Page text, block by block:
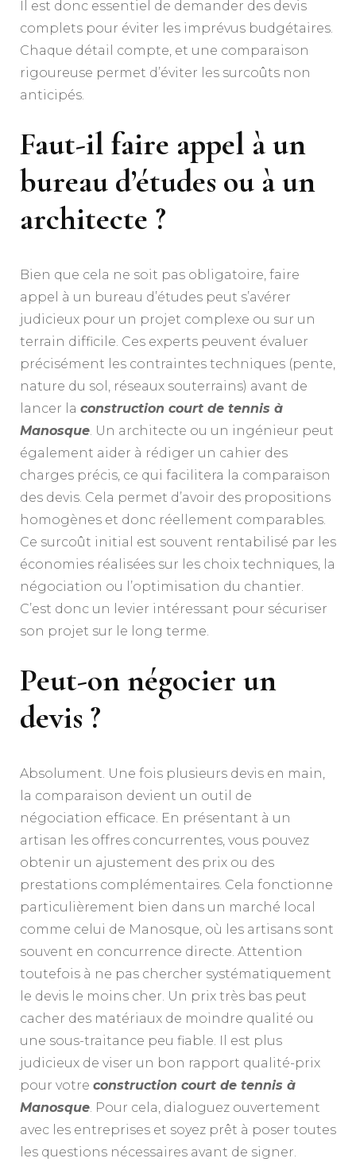
Il est donc essentiel de demander des devis
complets pour éviter les imprévus budgétaires.
Chaque détail compte, et une comparaison
rigoureuse permet d’éviter les surcoûts non
anticipés.
Faut-il faire appel à un
bureau d’études ou à un
architecte ?
Bien que cela ne soit pas obligatoire, faire
appel à un bureau d’études peut s’avérer
judicieux pour un projet complexe ou sur un
terrain difficile. Ces experts peuvent évaluer
précisément les contraintes techniques (pente,
nature du sol, réseaux souterrains) avant de
lancer la construction court de tennis à
Manosque. Un architecte ou un ingénieur peut
également aider à rédiger un cahier des
charges précis, ce qui facilitera la comparaison
des devis. Cela permet d’avoir des propositions
homogènes et donc réellement comparables.
Ce surcoût initial est souvent rentabilisé par les
économies réalisées sur les choix techniques, la
négociation ou l’optimisation du chantier.
C’est donc un levier intéressant pour sécuriser
son projet sur le long terme.
Peut-on négocier un
devis ?
Absolument. Une fois plusieurs devis en main,
la comparaison devient un outil de
négociation efficace. En présentant à un
artisan les offres concurrentes, vous pouvez
obtenir un ajustement des prix ou des
prestations complémentaires. Cela fonctionne
particulièrement bien dans un marché local
comme celui de Manosque, où les artisans sont
souvent en concurrence directe. Attention
toutefois à ne pas chercher systématiquement
le devis le moins cher. Un prix très bas peut
cacher des matériaux de moindre qualité ou
une sous-traitance peu fiable. Il est plus
judicieux de viser un bon rapport qualité-prix
pour votre construction court de tennis à
Manosque. Pour cela, dialoguez ouvertement
avec les entreprises et soyez prêt à poser toutes
les questions nécessaires avant de signer.